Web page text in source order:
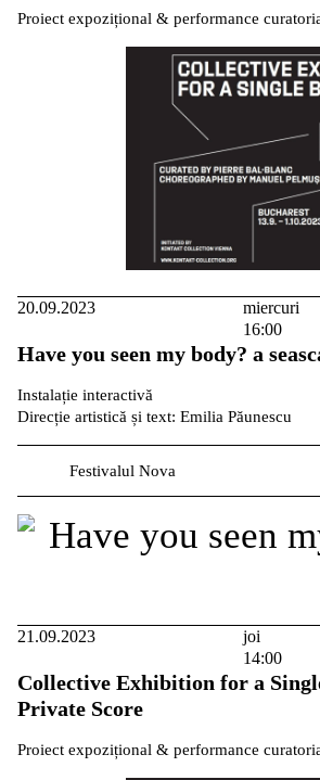
Proiect expozițional & performance
20.09.2023
miercuri
16:00
Have you seen my body? a
Instalație interactivă
Direcție artistică și text: Emilia Păunescu
Festivalul Nova
21.09.2023
joi
14:00
Collective Exhibition for a
Private Score
Proiect expozițional & performance